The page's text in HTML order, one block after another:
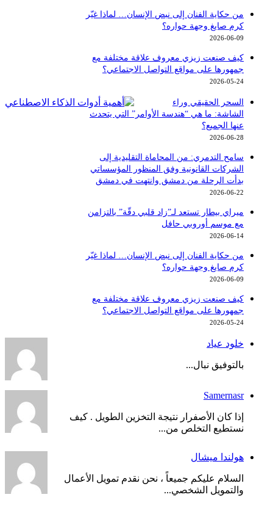
من حكاية الفنان إلى نبض الإنسان… لماذا غيّر
كرم صايغ وجهة حواره؟
2026-06-09
كيف صنعت زيزي معروف علاقة مختلفة مع
جمهورها على مواقع التواصل الاجتماعي؟
2026-05-24
السحر الحقيقي وراء
الشاشة: ما هي “هندسة الأوامر” التي يتحدث
عنها الجميع؟
2026-06-28
سامح التدمري: من المحاماة التقليدية إلى
الشركات القانونية وفق المنظور المؤسساتي
بدأت الرحلة من دمشق وانتهت في دمشق
2026-06-22
ميراي بيطار تستعد لـ”زاد قلبي دقّة” بالتزامن
مع موسم أوروبي حافل
2026-06-14
من حكاية الفنان إلى نبض الإنسان… لماذا غيّر
كرم صايغ وجهة حواره؟
2026-06-09
كيف صنعت زيزي معروف علاقة مختلفة مع
جمهورها على مواقع التواصل الاجتماعي؟
2026-05-24
خلود عياد
بالتوفيق نبال...
Samernasr
إذا كان الأصفرار نتيجة التخزين الطويل . كيف
نستطيع التخلص من...
هولندا ميشال
السلام عليكم جميعاً ، نحن نقدم تمويل الأعمال
والتمويل الشخصي...